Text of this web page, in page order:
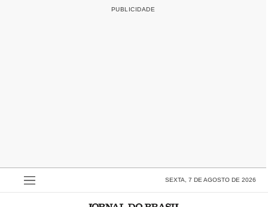
SEXTA, 7 DE AGOSTO DE 2026